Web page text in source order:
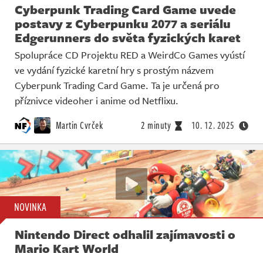
Cyberpunk Trading Card Game uvede
postavy z Cyberpunku 2077 a seriálu
Edgerunners do světa fyzických karet
Spolupráce CD Projektu RED a WeirdCo Games vyústí
ve vydání fyzické karetní hry s prostým názvem
Cyberpunk Trading Card Game. Ta je určená pro
příznivce videoher i anime od Netflixu.
Martin Cvrček 2 minuty 10. 12. 2025
NOVINKA
Nintendo Direct odhalil zajímavosti o
Mario Kart World